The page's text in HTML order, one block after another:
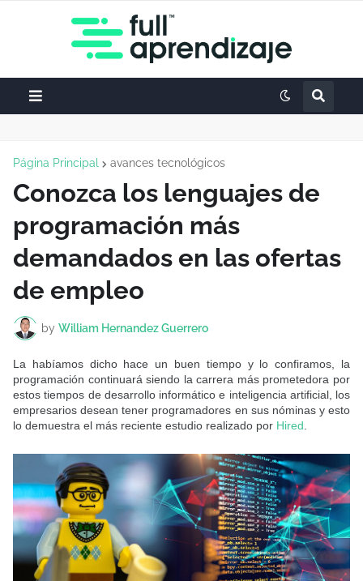
Página Principal avances tecnológicos
Conozca los lenguajes de
programación más
demandados en las ofertas
de empleo
by William Hernandez Guerrero
La habíamos dicho hace un buen tiempo y lo confiramos, la
programación continuará siendo la carrera más prometedora por
estos tiempos de desarrollo informático e inteligencia artificial, los
empresarios desean tener programadores en sus nóminas y esto
lo demuestra el más reciente estudio realizado por Hired